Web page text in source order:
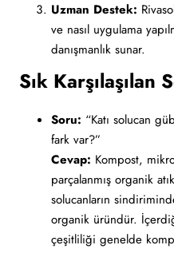
Uzman Destek:
ve nasıl uygulama
danışmanlık sunar.
Sık Karşılaşılan
Soru: “Katı solucan
fark var?”
Cevap: Kompost,
parçalanmış organik
solucanların
organik üründür.
çeşitliliği genelde